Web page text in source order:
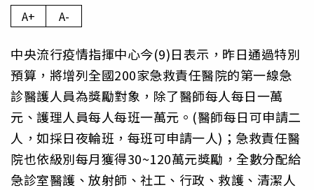
A+ A-
中央流行疫情指揮中心今(9)日表示，昨日通過特別
預算，將增列全國200家急救責任醫院的第一線急
診醫護人員為獎勵對象，除了醫師每人每日一萬
元、護理人員每人每班一萬元。(醫師每日可申請二
人，如採日夜輪班，每班可申請一人)；急救責任醫
院也依級別每月獲得30~120萬元獎勵，全數分配給
急診室醫護、放射師、社工、行政、救護、清潔人